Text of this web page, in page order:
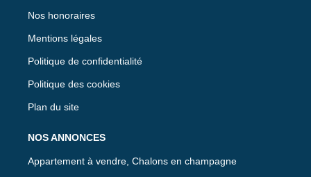
Nos honoraires
Mentions légales
Politique de confidentialité
Politique des cookies
Plan du site
NOS ANNONCES
Appartement à vendre, Chalons en champagne